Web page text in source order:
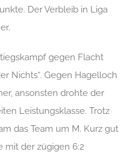
Der Verbleib in Liga
gegen Flacht
Nichts“. Gegen Hagelloch
ansonsten drohte der
Leistungsklasse. Trotz
das Team um M. Kurz gut
mit der zügigen 6:2